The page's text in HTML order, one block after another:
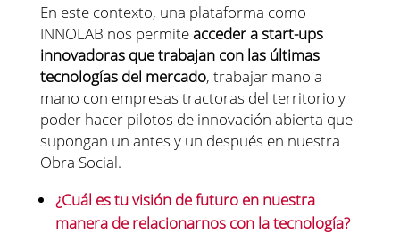
En este contexto, una plataforma como
INNOLAB nos permiteacceder a start-ups
innovadoras que trabajan con las últimas
tecnologías del mercado, trabajar mano a
mano con empresas tractoras del territorio y
poder hacer pilotos de innovación abierta que
supongan un antes y un después en nuestra
Obra Social.
¿Cuál es tu visión de futuro en nuestra
manera de relacionarnos con la tecnología?